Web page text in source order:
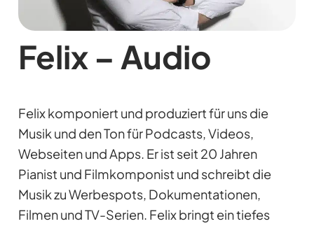
Felix – Audio
Felix komponiert und produziert für uns die
Musik und den Ton für Podcasts, Videos,
Webseiten und Apps. Er ist seit 20 Jahren
Pianist und Filmkomponist und schreibt die
Musik zu Werbespots, Dokumentationen,
Filmen und TV-Serien. Felix bringt ein tiefes